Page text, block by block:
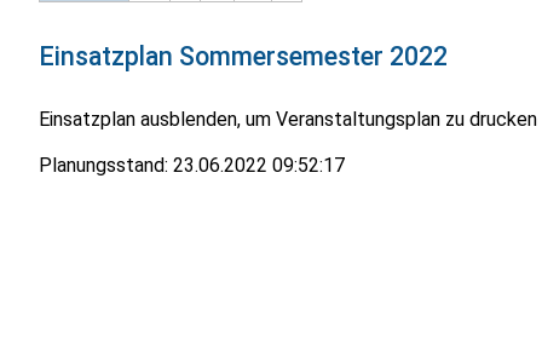
Einsatzplan Sommersemester 2022
Einsatzplan ausblenden, um Veranstaltungsplan zu drucken
Planungsstand: 23.06.2022 09:52:17